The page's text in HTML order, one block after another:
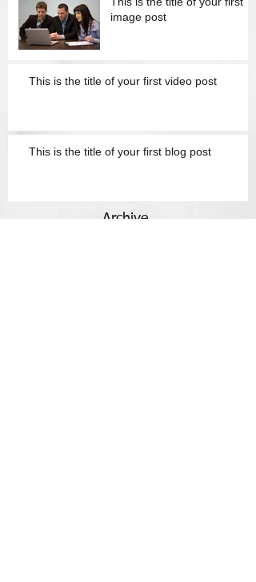
Archive
image post
This is the title of your first video post
This is the title of your first blog post